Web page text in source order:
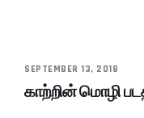
SEPTEMBER 13, 2018
காற்றின் மொழி